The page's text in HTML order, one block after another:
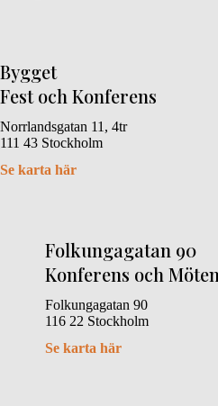
Bygget
Fest och Konferens
Norrlandsgatan 11, 4tr
111 43 Stockholm
Se karta här
Folkungagatan 90
Konferens och Möten
Folkungagatan 90
116 22 Stockholm
Se karta här